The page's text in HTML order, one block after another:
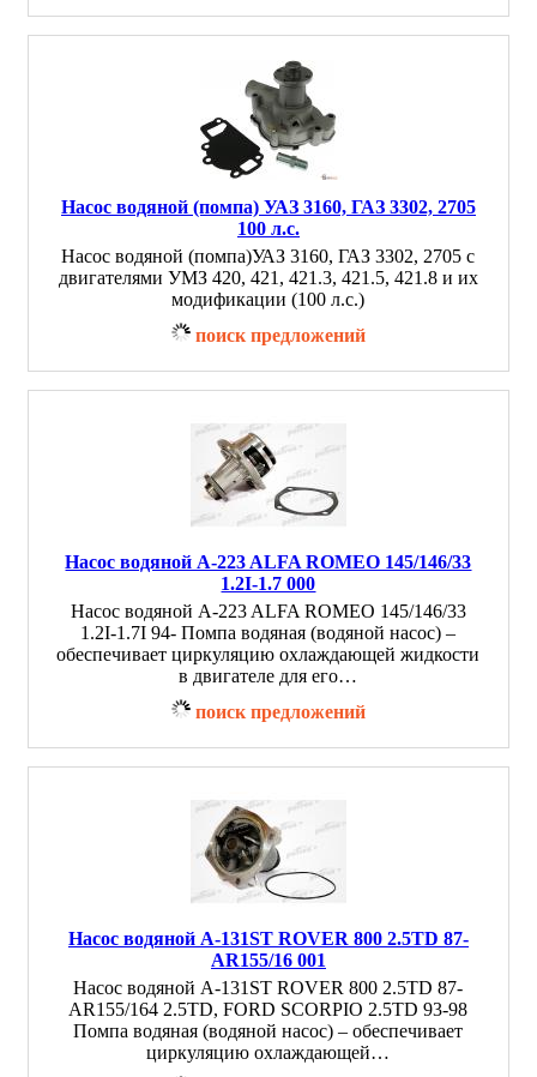
Насос водяной (помпа) УАЗ 3160, ГАЗ 3302, 2705
100 л.с.
Насос водяной (помпа)УАЗ 3160, ГАЗ 3302, 2705 с
двигателями УМЗ 420, 421, 421.3, 421.5, 421.8 и их
модификации (100 л.с.)
поиск предложений
Насос водяной A-223 ALFA ROMEO 145/146/33
1.2I-1.7 000
Насос водяной A-223 ALFA ROMEO 145/146/33
1.2I-1.7I 94- Помпа водяная (водяной насос) –
обеспечивает циркуляцию охлаждающей жидкости
в двигателе для его…
поиск предложений
Насос водяной A-131ST ROVER 800 2.5TD 87-
AR155/16 001
Насос водяной A-131ST ROVER 800 2.5TD 87-
AR155/164 2.5TD, FORD SCORPIO 2.5TD 93-98
Помпа водяная (водяной насос) – обеспечивает
циркуляцию охлаждающей…